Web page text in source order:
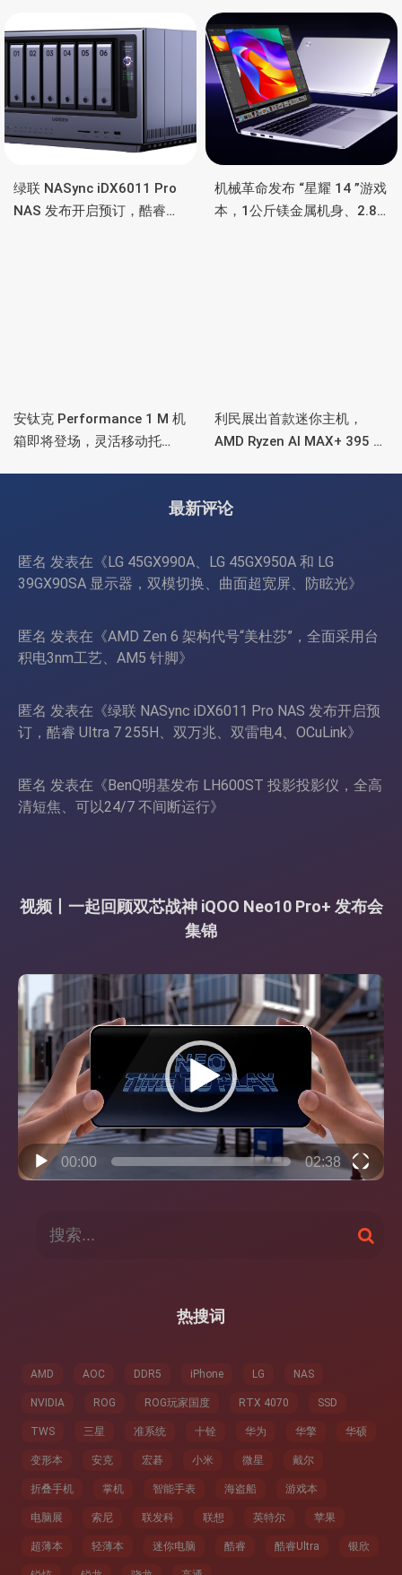
绿联 NASync iDX6011 Pro
NAS 发布开启预订，酷睿
机械革命发布 “星耀 14 ”游戏
本，1公斤镁金属机身、2.8K
安钛克 Performance 1 M 机
箱即将登场，灵活移动托
利民展出首款迷你主机，
AMD Ryzen AI MAX+ 395 处
最新评论
匿名 发表在《LG 45GX990A、LG 45GX950A 和 LG
39GX90SA 显示器，双模切换、曲面超宽屏、防眩光》
匿名 发表在《AMD Zen 6 架构代号“美杜莎”，全面采用台
积电3nm工艺、AM5 针脚》
匿名 发表在《绿联 NASync iDX6011 Pro NAS 发布开启预
订，酷睿 Ultra 7 255H、双万兆、双雷电4、OCuLink》
匿名 发表在《BenQ明基发布 LH600ST 投影投影仪，全高
清短焦、可以24/7 不间断运行》
视频丨一起回顾双芯战神 iQOO Neo10 Pro+ 发布会
集锦
视
频
播
放
00:00 02:38
搜
索
热搜词
AMD AOC DDR5 iPhone LG NAS
NVIDIA ROG ROG玩家国度 RTX 4070 SSD
TWS 三星 准系统 十铨 华为 华擎 华硕
变形本 安克 宏碁 小米 微星 戴尔
折叠手机 掌机 智能手表 海盗船 游戏本
电脑展 索尼 联发科 联想 英特尔 苹果
超薄本 轻薄本 迷你电脑 酷睿 酷睿Ultra 银欣